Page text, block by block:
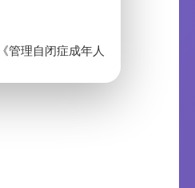
管理自闭症成年人